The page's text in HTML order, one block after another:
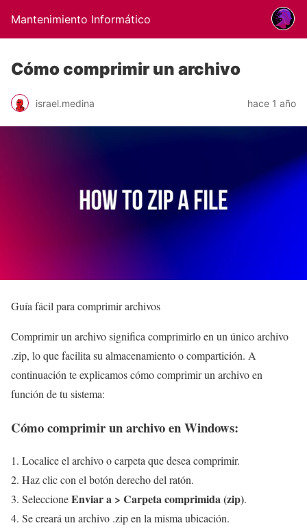
Mantenimiento Informático
Cómo comprimir un archivo
israel.medina hace 1 año
Guía fácil para comprimir archivos
Comprimir un archivo significa comprimirlo en un único archivo
.zip, lo que facilita su almacenamiento o compartición. A
continuación te explicamos cómo comprimir un archivo en
función de tu sistema:
Cómo comprimir un archivoen Windows:
Localice el archivo o carpeta que desea comprimir.
Haz clic con el botón derecho del ratón.
SeleccioneEnviar a > Carpeta comprimida (zip).
Se creará un archivo .zip en la misma ubicación.